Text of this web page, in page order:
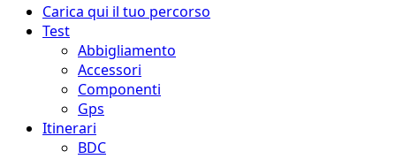
Menu
principale
Carica qui il tuo percorso
Test
Abbigliamento
Accessori
Componenti
Gps
Itinerari
BDC